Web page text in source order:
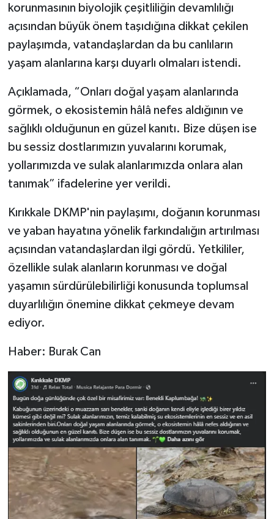
korunmasının biyolojik çeşitliliğin devamlılığı
açısından büyük önem taşıdığına dikkat çekilen
paylaşımda, vatandaşlardan da bu canlıların
yaşam alanlarına karşı duyarlı olmaları istendi.
Açıklamada, “Onları doğal yaşam alanlarında
görmek, o ekosistemin hâlâ nefes aldığının ve
sağlıklı olduğunun en güzel kanıtı. Bize düşen ise
bu sessiz dostlarımızın yuvalarını korumak,
yollarımızda ve sulak alanlarımızda onlara alan
tanımak” ifadelerine yer verildi.
Kırıkkale DKMP'nin paylaşımı, doğanın korunması
ve yaban hayatına yönelik farkındalığın artırılması
açısından vatandaşlardan ilgi gördü. Yetkililer,
özellikle sulak alanların korunması ve doğal
yaşamın sürdürülebilirliği konusunda toplumsal
duyarlılığın önemine dikkat çekmeye devam
ediyor.
Haber: Burak Can